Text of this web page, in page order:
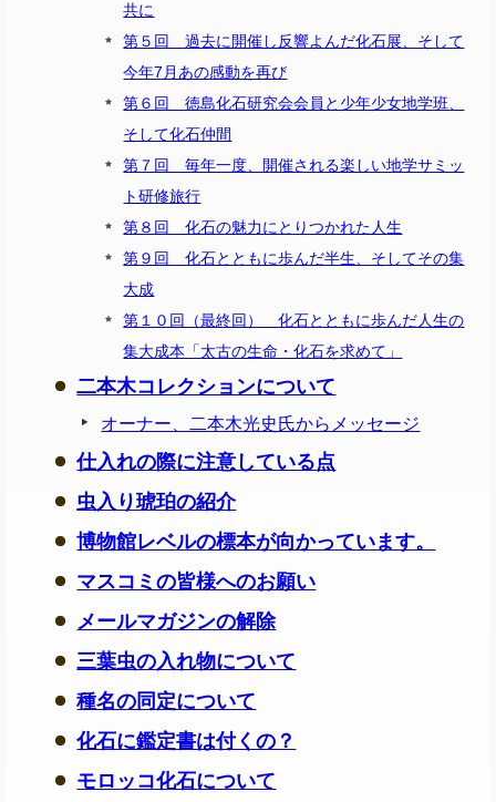
共に
第５回 過去に開催し反響よんだ化石展、そして
今年7月あの感動を再び
第６回 徳島化石研究会会員と少年少女地学班、
そして化石仲間
第７回 毎年一度、開催される楽しい地学サミッ
ト研修旅行
第８回 化石の魅力にとりつかれた人生
第９回 化石とともに歩んだ半生、そしてその集
大成
第１０回（最終回） 化石とともに歩んだ人生の
集大成本「太古の生命・化石を求めて」
二本木コレクションについて
オーナー、二本木光史氏からメッセージ
仕入れの際に注意している点
虫入り琥珀の紹介
博物館レベルの標本が向かっています。
マスコミの皆様へのお願い
メールマガジンの解除
三葉虫の入れ物について
種名の同定について
化石に鑑定書は付くの？
モロッコ化石について